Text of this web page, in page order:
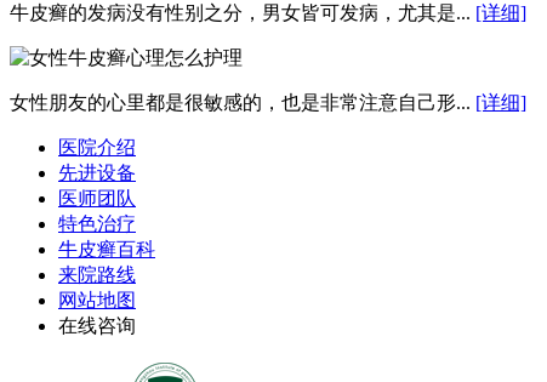
牛皮癣的发病没有性别之分，男女皆可发病，尤其是... [详细]
女性朋友的心里都是很敏感的，也是非常注意自己形... [详细]
医院介绍
先进设备
医师团队
特色治疗
牛皮癣百科
来院路线
网站地图
在线咨询